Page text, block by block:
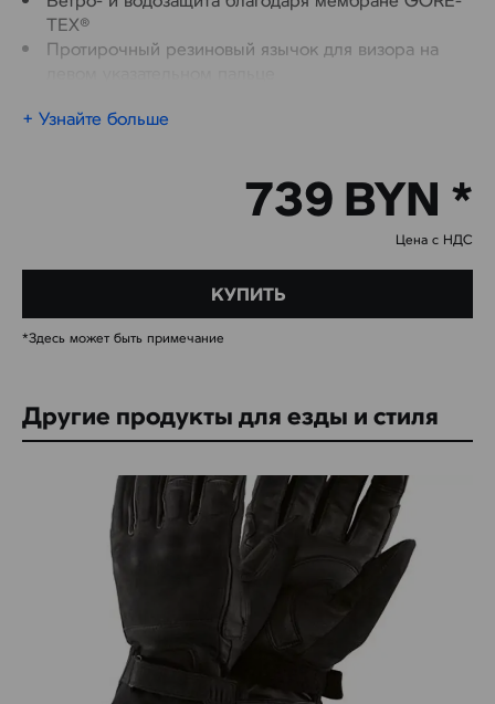
TEX®
Протирочный резиновый язычок для визора на
Липучка на запястье для надежной фиксации и
+ Узнайте больше
739 BYN *
Цена с НДС
КУПИТЬ
*Здесь может быть примечание
Другие продукты для езды и стиля